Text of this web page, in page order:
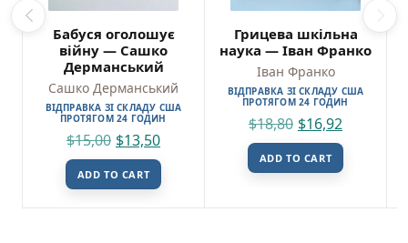
Бабуся оголошує
війну — Сашко
Дерманський
Сашко Дерманський
ВІДПРАВКА ЗІ СКЛАДУ США
ПРОТЯГОМ 24 ГОДИН
$15,00 $13,50
ADD TO CART
Грицева шкільна
наука — Іван Франко
Іван Франко
ВІДПРАВКА ЗІ СКЛАДУ США
ПРОТЯГОМ 24 ГОДИН
$18,80 $16,92
ADD TO CART